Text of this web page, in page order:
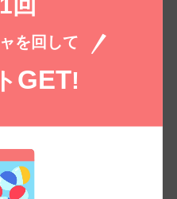
着っぷりが時にドキドキさせま
としました。彼女の健気さと、
、彼らの関係性には新しさがあ
した。一気に読んでしまったの
回
を回して
GET!